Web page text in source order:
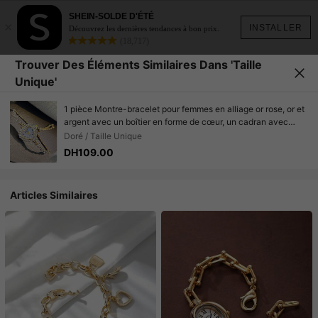
INSTALLER
SHEIN-SOLDE D'ÉTÉ
Découvrez les dernières tendances à bon prix.
Trouver Des Éléments Similaires Dans 'Taille
Unique'
1 pièce Montre-bracelet pour femmes en alliage or rose, or et
argent avec un boîtier en forme de cœur, un cadran avec
chiffres arabes, un mouvement à quartz et un style à cordon
ajustable pour un port quotidien
Doré / Taille Unique
DH109.00
Articles Similaires